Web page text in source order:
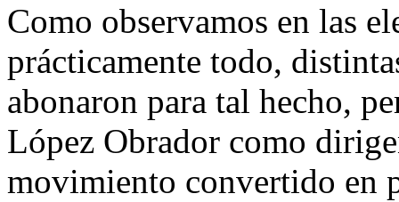
Como observamos en las
prácticamente todo,
abonaron para tal hecho,
López Obrador como
movimiento convertido en